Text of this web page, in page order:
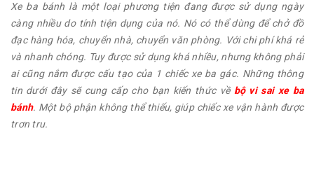
Xe ba bánh là một loại phương tiện đang được sử dụng ngày
càng nhiều do tính tiện dụng của nó. Nó có thể dùng để chở đồ
đạc hàng hóa, chuyển nhà, chuyển văn phòng. Với chi phí khá rẻ
và nhanh chóng. Tuy được sử dụng khá nhiều, nhưng không phải
ai cũng nắm được cấu tạo của 1 chiếc xe ba gác. Những thông
tin dưới đây sẽ cung cấp cho bạn kiến thức về bộ vi sai xe ba
bánh. Một bộ phận không thể thiếu, giúp chiếc xe vận hành được
trơn tru.